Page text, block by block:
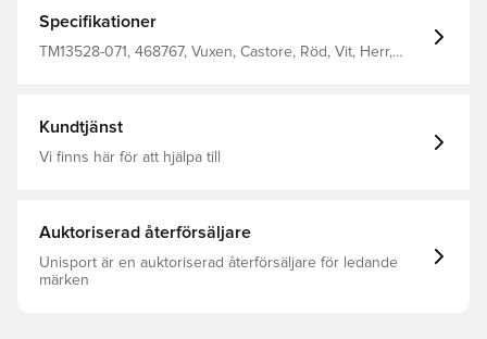
banan eller jublar från läktaren. Normal passform
Tillverkad av 100% polyester.
Specifikationer
TM13528-071, 468767, Vuxen, Castore, Röd, Vit, Herr,
Kundtjänst
Vi finns här för att hjälpa till
Auktoriserad återförsäljare
Unisport är en auktoriserad återförsäljare för ledande
märken